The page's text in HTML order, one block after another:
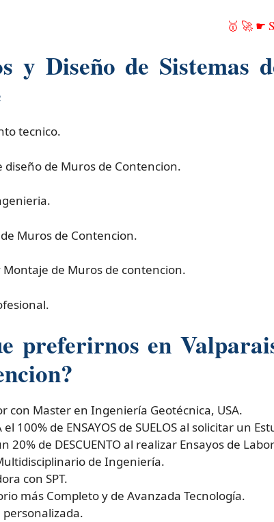
🥇 🚀 ☛
y Diseño de Sistemas
tecnico.
diseño de Muros de Contencion.
Muros de Contencion.
de Muros de contencion.
preferirnos en
con Master en Ingeniería Geotécnica, USA.
el 100% de ENSAYOS de SUELOS al solicitar un
20% de DESCUENTO al realizar Ensayos de
de Ingeniería.
con SPT.
más Completo y de Avanzada Tecnología.
personalizada.